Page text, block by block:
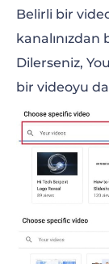
Belirli bir
Dilerseniz,
bir videoyu